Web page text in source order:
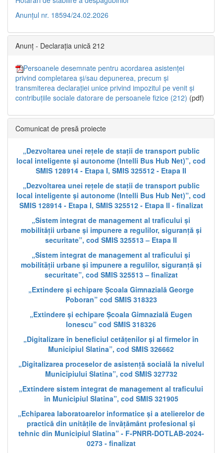
Anunțul nr. 18594/24.02.2026
Anunț - Declarația unică 212
Persoanele desemnate pentru acordarea asistenței
privind completarea și/sau depunerea, precum și
transmiterea declarației unice privind impozitul pe venit și
contribuțiile sociale datorare de persoanele fizice (212) (pdf)
Comunicat de presă proiecte
„Dezvoltarea unei rețele de stații de transport public
local inteligente și autonome (Intelli Bus Hub Net)”, cod
SMIS 128914 - Etapa I, SMIS 325512 - Etapa II
„Dezvoltarea unei rețele de stații de transport public
local inteligente și autonome (Intelli Bus Hub Net)”, cod
SMIS 128914 - Etapa I, SMIS 325512 - Etapa II - finalizat
„Sistem integrat de management al traficului și
mobilității urbane și impunere a regulilor, siguranță și
securitate”, cod SMIS 325513 – Etapa II
„Sistem integrat de management al traficului și
mobilității urbane și impunere a regulilor, siguranță și
securitate”, cod SMIS 325513 – finalizat
„Extindere și echipare Școala Gimnazială George
Poboran” cod SMIS 318323
„Extindere și echipare Școala Gimnazială Eugen
Ionescu” cod SMIS 318326
„Digitalizare în beneficiul cetățenilor și al firmelor în
Municipiul Slatina”, cod SMIS 326662
„Digitalizarea proceselor de asistență socială la nivelul
Municipiului Slatina”, cod SMIS 327732
„Extindere sistem integrat de management al traficului
în Municipiul Slatina”, cod SMIS 321905
„Echiparea laboratoarelor informatice și a atelierelor de
practică din unitățile de învățământ profesional și
tehnic din Municipiul Slatina” - F-PNRR-DOTLAB-2024-
0273 - finalizat